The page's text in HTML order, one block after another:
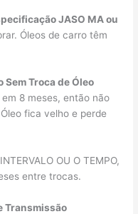
JASO MA ou
Óleos de carro têm
Sem Troca de Óleo
8 meses, então não
fica velho e perde
OU O TEMPO,
entre trocas.
Transmissão